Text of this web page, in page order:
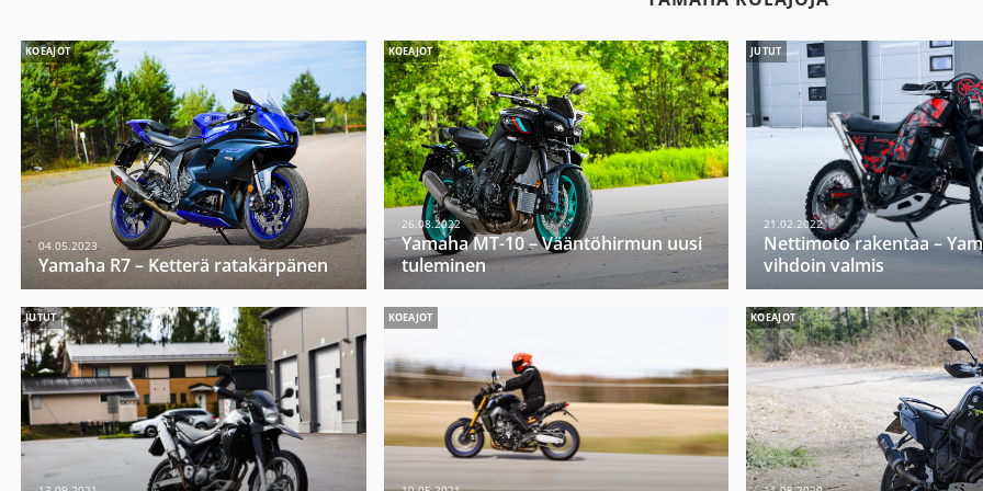
KOEAJOT
04.05.2023
Yamaha R7 – Ketterä ratakärpänen
KOEAJOT
26.08.2022
Yamaha MT-10 – Vääntöhirmun uusi
tuleminen
JUTUT
21.02.2022
Nettimoto rakentaa –
vihdoin valmis
JUTUT KOEAJOT KOEAJOT